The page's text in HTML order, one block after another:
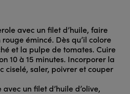
avec un filet d’huile, faire
rouge émincé. Dès qu’il colore
et la pulpe de tomates. Cuire
10 à 15 minutes. Incorporer la
ciselé, saler, poivrer et couper
avec un filet d’huile d’olive,